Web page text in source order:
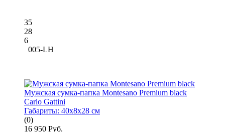
35
28
6
005-LH
Мужская сумка-папка Montesano Premium black
Carlo Gattini
Габариты: 40x8x28 см
(0)
16 950 Руб.